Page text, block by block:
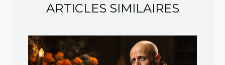
ARTICLES SIMILAIRES